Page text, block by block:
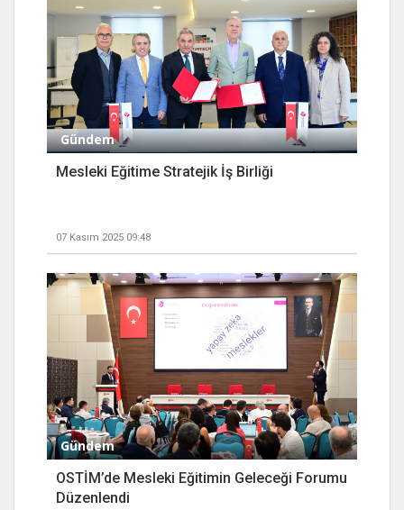
Gündem
Mesleki Eğitime Stratejik İş Birliği
07 Kasım 2025 09:48
Gündem
OSTİM’de Mesleki Eğitimin Geleceği Forumu
Düzenlendi